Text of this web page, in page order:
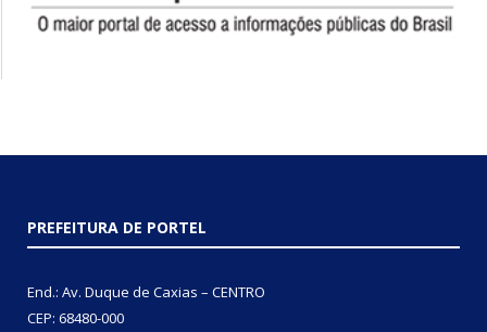
PREFEITURA DE PORTEL
End.: Av. Duque de Caxias – CENTRO
CEP: 68480-000